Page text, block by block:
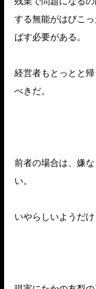
する無能がはびこ
ばす必要がある。
経営者もとっとと
べきだ。
前者の場合は、嫌
い。
いやらしいようだけ